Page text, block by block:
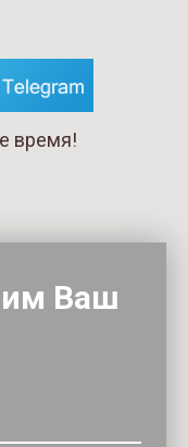
время!
Ваш